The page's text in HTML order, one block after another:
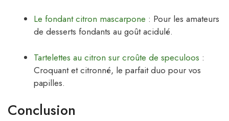
Le fondant citron mascarpone : Pour les amateurs
de desserts fondants au goût acidulé.
Tartelettes au citron sur croûte de speculoos :
Croquant et citronné, le parfait duo pour vos
papilles.
Conclusion